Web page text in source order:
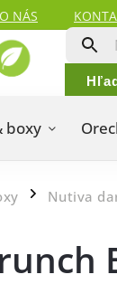
O NÁS
MAPA
boxy
/ Nutiva